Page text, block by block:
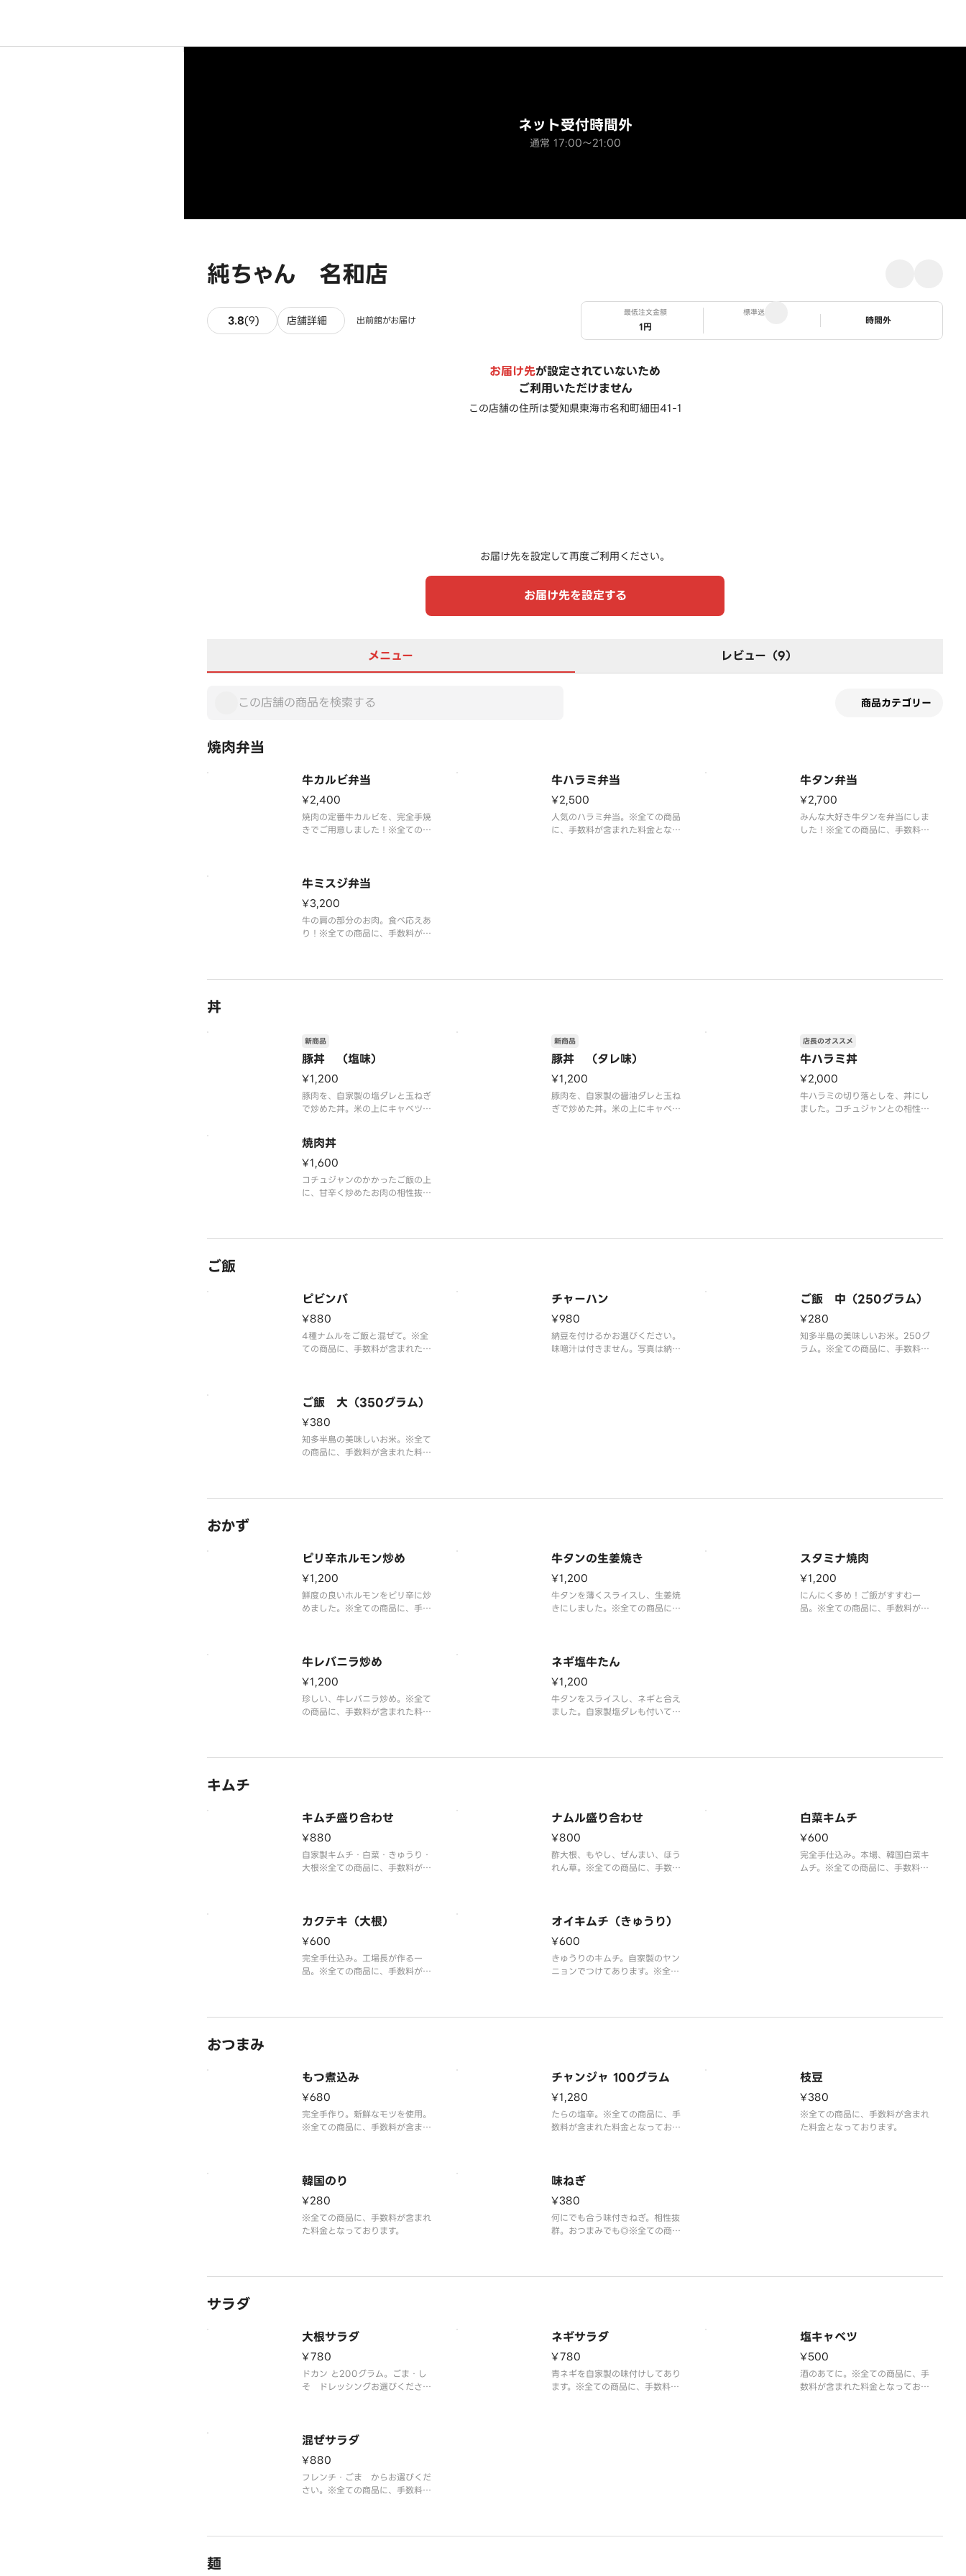
純ちゃん 名和店
ネット受付時間外
通常 17:00～21:00
3.8(9) 9件のレビュー
店舗詳細 出前館がお届け
最低注文金額
1円
標準送料
ステータス
時間外
お届け先が設定されていないため
ご利用いただけません
この店舗の住所は愛知県東海市名和町細田41-1
お届け先を設定して再度ご利用ください。
お届け先を設定する
メニュー レビュー（9）
商品カテゴリー
焼肉弁当
牛カルビ弁当
¥2,400
焼肉の定番牛カルビを、完全手焼
きでご用意しました！※全ての商
牛ハラミ弁当
¥2,500
人気のハラミ弁当。※全ての商品
に、手数料が含まれた料金となっ
牛タン弁当
¥2,700
みんな大好き牛タンを弁当にしま
した！※全ての商品に、手数料が
牛ミスジ弁当
¥3,200
牛の肩の部分のお肉。食べ応えあ
り！※全ての商品に、手数料が含
丼
豚丼 （塩味）
新商品
¥1,200
豚肉を、自家製の塩ダレと玉ねぎ
で炒めた丼。米の上にキャベツが
でき次第更新します。※全ての商
品に、手数料が含まれた料金とな
っております。
豚丼 （タレ味）
新商品
¥1,200
豚肉を、自家製の醤油ダレと玉ね
ぎで炒めた丼。米の上にキャベツ
牛ハラミ丼
店長のオススメ
¥2,000
牛ハラミの切り落としを、丼にし
ました。コチュジャンとの相性抜
焼肉丼
¥1,600
コチュジャンのかかったご飯の上
に、甘辛く炒めたお肉の相性抜
ご飯
ピビンバ
¥880
4種ナムルをご飯と混ぜて。※全
ての商品に、手数料が含まれた料
チャーハン
¥980
納豆を付けるかお選びください。
味噌汁は付きません。写真は納豆
ご飯 中（250グラム）
¥280
知多半島の美味しいお米。250グ
ラム。※全ての商品に、手数料が
ご飯 大（350グラム）
¥380
知多半島の美味しいお米。※全て
の商品に、手数料が含まれた料金
おかず
ピリ辛ホルモン炒め
¥1,200
鮮度の良いホルモンをピリ辛に炒
めました。※全ての商品に、手数
牛タンの生姜焼き
¥1,200
牛タンを薄くスライスし、生姜焼
きにしました。※全ての商品に、
スタミナ焼肉
¥1,200
にんにく多め！ご飯がすすむ一
品。※全ての商品に、手数料が含
牛レバニラ炒め
¥1,200
珍しい、牛レバニラ炒め。※全て
の商品に、手数料が含まれた料金
ネギ塩牛たん
¥1,200
牛タンをスライスし、ネギと合え
ました。自家製塩ダレも付いてい
キムチ
キムチ盛り合わせ
¥880
自家製キムチ・白菜・きゅうり・
大根※全ての商品に、手数料が含
ナムル盛り合わせ
¥800
酢大根、もやし、ぜんまい、ほう
れん草。※全ての商品に、手数料
白菜キムチ
¥600
完全手仕込み。本場、韓国白菜キ
ムチ。※全ての商品に、手数料が
カクテキ（大根）
¥600
完全手仕込み。工場長が作る一
品。※全ての商品に、手数料が含
オイキムチ（きゅうり）
¥600
きゅうりのキムチ。自家製のヤン
ニョンでつけてあります。※全て
おつまみ
もつ煮込み
¥680
完全手作り。新鮮なモツを使用。
※全ての商品に、手数料が含まれ
チャンジャ 100グラム
¥1,280
たらの塩辛。※全ての商品に、手
数料が含まれた料金となっており
枝豆
¥380
※全ての商品に、手数料が含まれ
た料金となっております。
韓国のり
¥280
※全ての商品に、手数料が含まれ
た料金となっております。
味ねぎ
¥380
何にでも合う味付きねぎ。相性抜
群。おつまみでも◎※全ての商品
サラダ
大根サラダ
¥780
ドカン と200グラム。ごま・し
そ ドレッシングお選びくださ
ネギサラダ
¥780
青ネギを自家製の味付けしてあり
ます。※全ての商品に、手数料が
塩キャベツ
¥500
酒のあてに。※全ての商品に、手
数料が含まれた料金となっており
混ぜサラダ
¥880
フレンチ・ごま からお選びくだ
さい。※全ての商品に、手数料が
麺